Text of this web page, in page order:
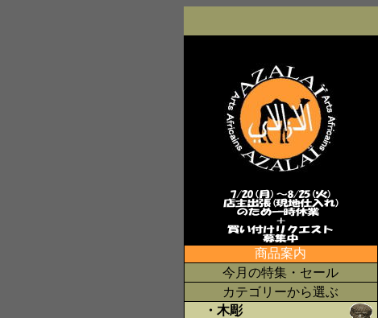
商品案内
今月の特集・セール
カテゴリーから選ぶ
・木彫